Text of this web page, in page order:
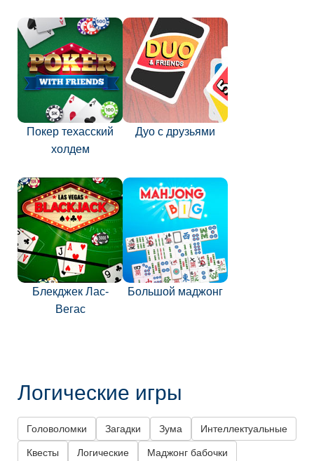
Покер техасский
холдем
Дуо с друзьями
Блекджек Лас-
Вегас
Большой маджонг
Логические игры
Головоломки Загадки Зума Интеллектуальные
Квесты Логические Маджонг бабочки